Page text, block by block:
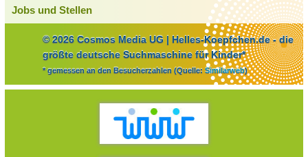
Jobs und Stellen
© 2026 Cosmos Media UG | Helles-Koepfchen.de - die
größte deutsche Suchmaschine für Kinder*
* gemessen an den Besucherzahlen (Quelle: Similarweb)